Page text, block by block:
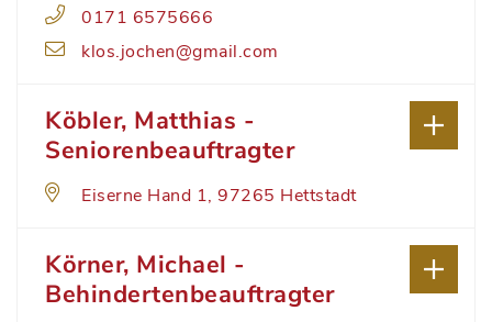
0171 6575666
klos.jochen@gmail.com
Köbler, Matthias -
Seniorenbeauftragter
Eiserne Hand 1, 97265 Hettstadt
Körner, Michael -
Behindertenbeauftragter